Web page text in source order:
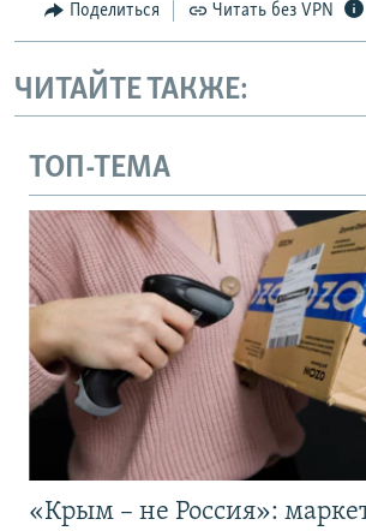
Поделиться Читать без VPN
ЧИТАЙТЕ ТАКЖЕ:
ТОП-ТЕМА
«Крым – не Россия»: